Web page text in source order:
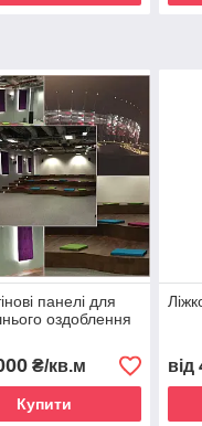
панелі для
оздоблення
₴/кв.м
Купити
від